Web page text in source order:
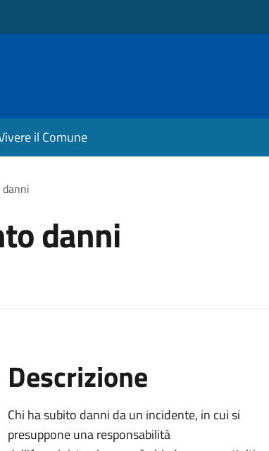
il Comune
danni
Descrizione
Chi ha subito danni da un incidente, in cui si
presuppone una responsabilità